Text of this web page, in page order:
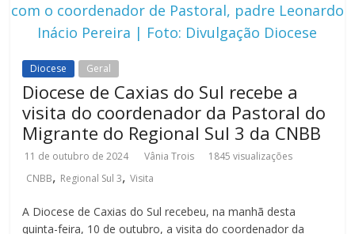
com o coordenador de Pastoral, padre Leonardo
Inácio Pereira | Foto: Divulgação Diocese
Diocese Geral
Diocese de Caxias do Sul recebe a
visita do coordenador da Pastoral do
Migrante do Regional Sul 3 da CNBB
11 de outubro de 2024 Vânia Trois
1845 visualizações
CNBB, Regional Sul 3,Visita
A Diocese de Caxias do Sul recebeu, na manhã desta
quinta-feira, 10 de outubro, a visita do coordenador da